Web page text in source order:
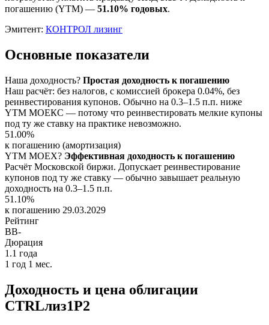
погашению (YTM) — 51.10% годовых.
Эмитент: КОНТРОЛ лизинг
Основные показатели
Наша доходность? Простая доходность к погашению
Наш расчёт: без налогов, с комиссией брокера 0.04%, без
реинвестирования купонов. Обычно на 0.3–1.5 п.п. ниже
YTM МОЕКС — потому что реинвестировать мелкие купоны
под ту же ставку на практике невозможно.
51.00%
к погашению (амортизация)
YTM MOEX? Эффективная доходность к погашению
Расчёт Московской биржи. Допускает реинвестирование
купонов под ту же ставку — обычно завышает реальную
доходность на 0.3–1.5 п.п.
51.10%
к погашению 29.03.2029
Рейтинг
BB-
Дюрация
1.1 года
1 год 1 мес.
Доходность и цена облигации
CTRLлиз1Р2